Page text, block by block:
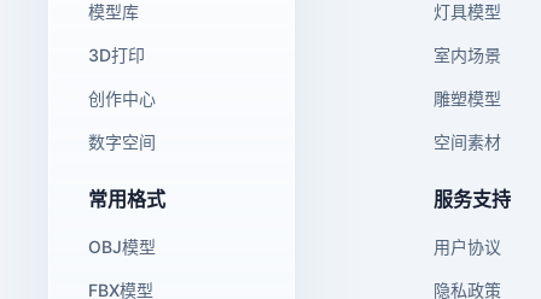
模型库
3D打印
创作中心
数字空间
灯具模型
室内场景
雕塑模型
空间素材
常用格式
OBJ模型
FBX模型
服务支持
用户协议
隐私政策